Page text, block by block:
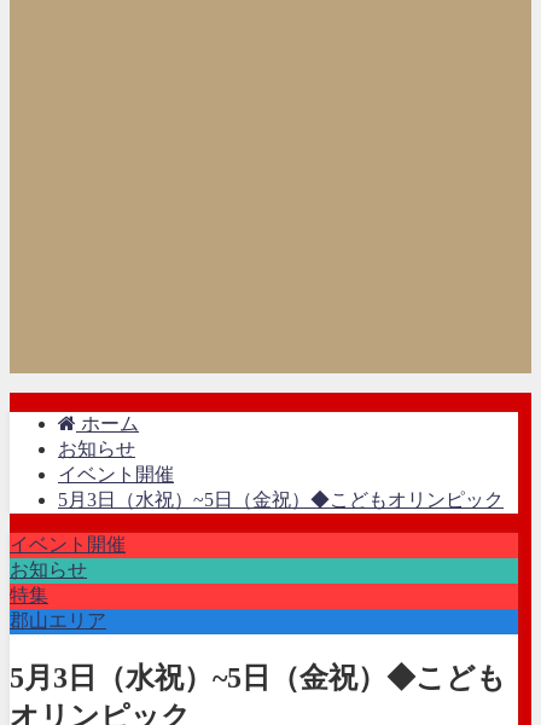
ホーム
お知らせ
イベント開催
5月3日（水祝）~5日（金祝）◆こどもオリンピック
イベント開催
お知らせ
特集
郡山エリア
5月3日（水祝）~5日（金祝）◆こども
オリンピック